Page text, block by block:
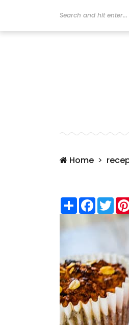
Home
Share